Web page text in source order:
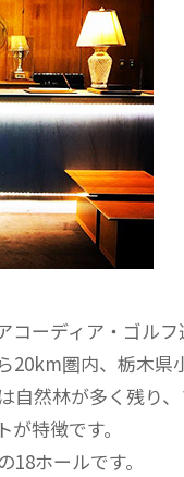
ーディア・ゴルフ
圏内、栃木県
自然林が多く残り
特徴です。
ホールです。